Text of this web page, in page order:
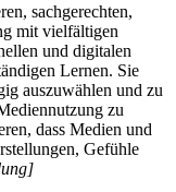
sachgerechten,
mit vielfältigen
und digitalen
Lernen. Sie
auszuwählen und zu
zu
dass Medien und
Gefühle